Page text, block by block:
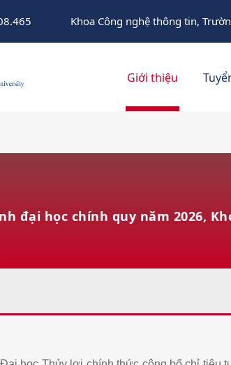
Khoa Công nghệ thông tin,
Giới thiệu
đại học chính quy năm 2026,